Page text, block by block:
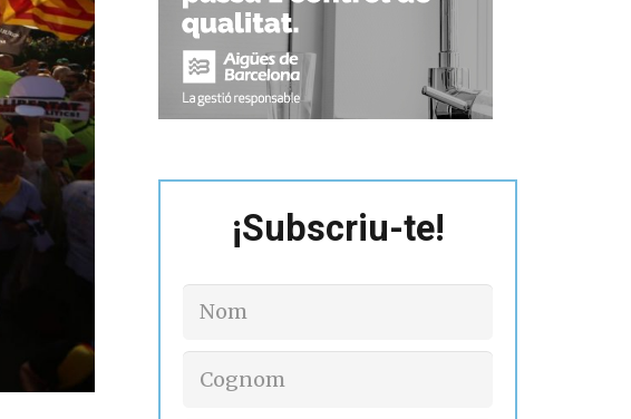
¡Subscriu-te!